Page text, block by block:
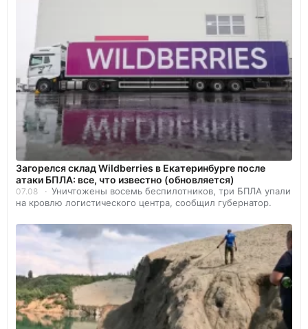
Загорелся склад Wildberries в Екатеринбурге после
атаки БПЛА: все, что известно (обновляется)
07.08
Уничтожены восемь беспилотников, три БПЛА упали
на кровлю логистического центра, сообщил губернатор.